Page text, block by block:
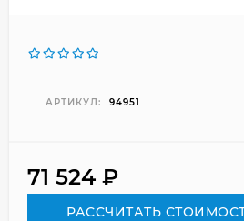
АРТИКУЛ: 94951
71 524 ₽
РАСCЧИТАТЬ